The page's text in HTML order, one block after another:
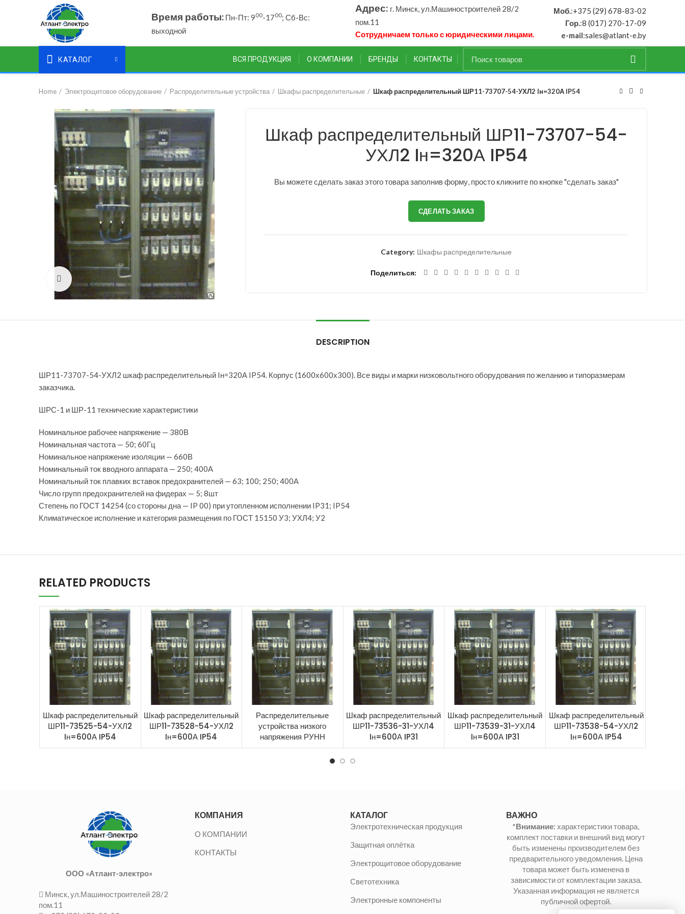
Время работы:Пн-Пт: 900-1700; Сб-Вс:
выходной
Адрес: г. Минск, ул.Машиностроителей 28/2
пом.11
Сотрудничаем только с юридическими лицами.
Моб.:+375 (29) 678-83-02
Гор.:8 (017) 270-17-09
e-mail:sales@atlant-e.by
КАТАЛОГ ВСЯ ПРОДУКЦИЯ О КОМПАНИИ БРЕНДЫ КОНТАКТЫ
Home Электрощитовое оборудование Распределительные устройства Шкафы распределительные Шкаф распределительный ШР11-73707-54-УХЛ2 Iн=320А IP54
Нажмите, чтобы увеличить
Шкаф распределительный ШР11-73707-54-
УХЛ2 Iн=320А IP54
Вы можете сделать заказ этого товара заполнив форму, просто кликните по кнопке "сделать заказ"
СДЕЛАТЬ ЗАКАЗ
Category: Шкафы распределительные
Поделиться
DESCRIPTION
ШР11-73707-54-УХЛ2 шкаф распределительный Iн=320А IP54. Корпус (1600х600х300). Все виды и марки низковольтного оборудования по желанию и типоразмерам
заказчика.
ШРС-1 и ШР-11 технические характеристики
Номинальное рабочее напряжение — 380В
Номинальная частота — 50; 60Гц
Номинальное напряжение изоляции — 660В
Номинальный ток вводного аппарата — 250; 400А
Номинальный ток плавких вставок предохранителей — 63; 100; 250; 400А
Число групп предохранителей на фидерах — 5; 8шт
Степень по ГОСТ 14254 (со стороны дна — IP 00) при утопленном исполнении IP31; IP54
Климатическое исполнение и категория размещения по ГОСТ 15150 У3; УХЛ4; У2
RELATED PRODUCTS
Шкаф распределительный
ШР11-73525-54-УХЛ2
Iн=600А IP54
Шкаф распределительный
ШР11-73528-54-УХЛ2
Iн=600А IP54
Распределительные
устройства низкого
напряжения РУНН
Шкаф распределительный
ШР11-73536-31-УХЛ4
Iн=600А IP31
Шкаф распределительный
ШР11-73539-31-УХЛ4
Iн=600А IP31
Шкаф распределительный
ШР11-73538-54-УХЛ2
Iн=600А IP54
ООО «Атлант-электро»
Минск, ул.Машиностроителей 28/2
пом.11
КОМПАНИЯ
О КОМПАНИИ
КОНТАКТЫ
КАТАЛОГ
Электротехническая продукция
Защитная оплётка
Электрощитовое оборудование
Светотехника
Электронные компоненты
ВАЖНО
*Внимание: характеристики товара,
комплект поставки и внешний вид могут
быть изменены производителем без
предварительного уведомления. Цена
товара может быть изменена в
зависимости от комплектации заказа.
Указанная информация не является
публичной офертой.